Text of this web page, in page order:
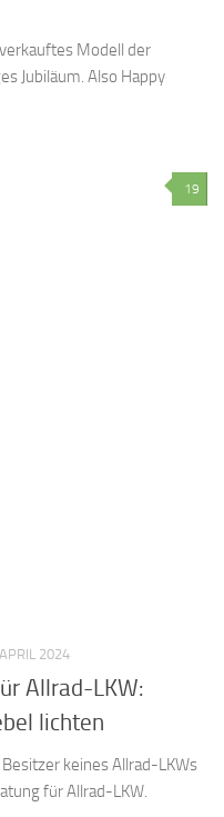
Modell der
Jubiläum. Also Happy
19
2024
Allrad-LKW:
lichten
keines Allrad-LKWs
für Allrad-LKW.